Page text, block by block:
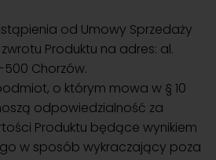
od Umowy Sprzedaży
Produktu na adres: al.
500 Chorzów.
o którym mowa w § 10
odpowiedzialność za
Produktu będące wynikiem
w sposób wykraczający poza